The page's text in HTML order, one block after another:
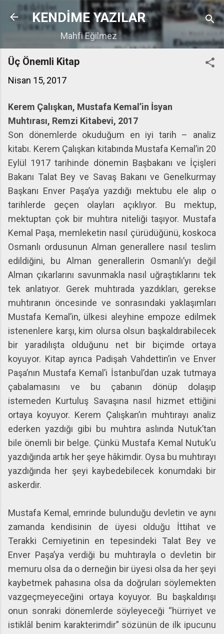
Ana içeriğe atla
KENDİME YAZILAR
Mahfi Eğilmez
Üç Önemli Kitap
Nisan 15, 2017
Kerem Çalışkan, Mustafa Kemal’in İsyan
Muhtırası, Remzi Kitabevi, 2017
Son dönemlerde okuduğum en iyi tarih – analiz
kitabı. Kerem Çalışkan kitabında Mustafa Kemal’in 20
Eylül 1917 tarihinde dönemin Başbakanı ve İçişleri
Bakanı Talat Bey ve Savaş Bakanı ve Genelkurmay
Başkanı Enver Paşa’ya yazdığı mektubu ele alıp o
tarihlerde geçen olayları açıklıyor. Bu mektup,
mektuptan çok bir muhtıra niteliği taşıyor. Mustafa
Kemal Paşa, memleketin nasıl çürüdüğünü, koskoca
Osmanlı ordusunun Alman generallere nasıl teslim
edildiğini, bu Alman generallerin Osmanlı’yı değil
Alman çıkarlarını savunmakla nasıl uğraştıklarını tek
tek anlatıyor. Gerek muhtırada yazdıkları, gerekse
muhtıranın öncesinde ve sonrasındaki yaklaşımları
Mustafa Kemal’in, ülkesi aleyhine empoze edilmek
istenenlere karşı, kim olursa olsun başkaldırabilecek
bir yaradılışta olduğunu net bir biçimde ortaya
koyuyor. Kitap ayrıca Padişah Vahdettin’in ve Enver
Paşa’nın Mustafa Kemal’i İstanbul’dan uzak tutmaya
çabalamasını ve bu çabanın dönüp dolaşıp
istemeden Kurtuluş Savaşına nasıl hizmet ettiğini
ortaya koyuyor. Kerem Çalışkan’ın muhtırayı analiz
ederken yazdığı gibi bu muhtıra aslında Nutuk’tan
bile önemli bir belge. Çünkü Mustafa Kemal Nutuk’u
yazdığında artık her şeye hâkimdir. Oysa bu muhtırayı
yazdığında her şeyi kaybedebilecek konumdaki bir
askerdir.
Mustafa Kemal, emrinde bulunduğu devletin ve aynı
zamanda kendisinin de üyesi olduğu İttihat ve
Terakki Cemiyetinin en tepesindeki Talat Bey ve
Enver Paşa’ya verdiği bu muhtırayla o devletin bir
memuru olsa da o derneğin bir üyesi olsa da her şeyi
kaybetmek pahasına olsa da doğruları söylemekten
vazgeçmeyeceğini ortaya koyuyor. Bu başkaldırışı
onun sonraki dönemlerde söyleyeceği “hürriyet ve
istiklâl benim karakterimdir” sözünün de ilk ipucunu